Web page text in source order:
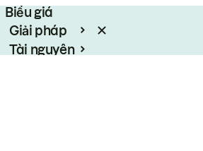
Biểu giá
Giải pháp
Tài nguyên